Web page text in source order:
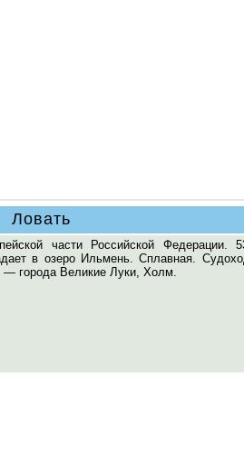
Ловать
части Российской Федерации.
в озеро Ильмень. Сплавная.
— города Великие Луки, Холм.